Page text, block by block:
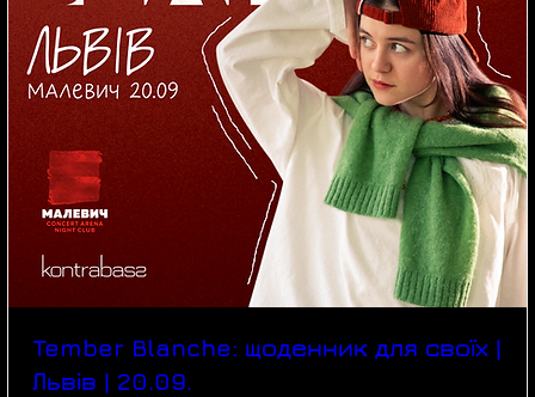
Tember Blanche: щоденник для своїх |
Львів | 20.09.